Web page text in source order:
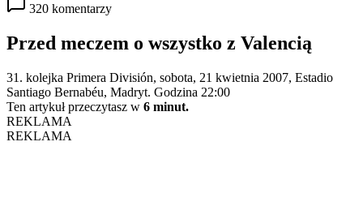
320 komentarzy
Przed meczem o wszystko z Valencią
31. kolejka Primera División, sobota, 21 kwietnia 2007, Estadio
Santiago Bernabéu, Madryt. Godzina 22:00
Ten artykuł przeczytasz w 6 minut.
REKLAMA
REKLAMA